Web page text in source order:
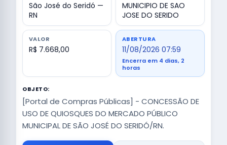
São José do Seridó —
RN
MUNICIPIO DE SAO
JOSE DO SERIDO
VALOR
R$ 7.668,00
ABERTURA
11/08/2026 07:59
Encerra em 4 dias, 2
horas
OBJETO:
[Portal de Compras Públicas] - CONCESSÃO DE
USO DE QUIOSQUES DO MERCADO PÚBLICO
MUNICIPAL DE SÃO JOSÉ DO SERIDÓ/RN.